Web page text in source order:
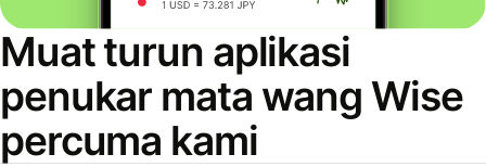
Muat turun aplikasi
penukar mata wang Wise
percuma kami